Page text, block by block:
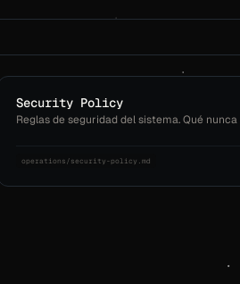
Security Policy
Reglas de seguridad del sistema. Qué
operations/security-policy.md